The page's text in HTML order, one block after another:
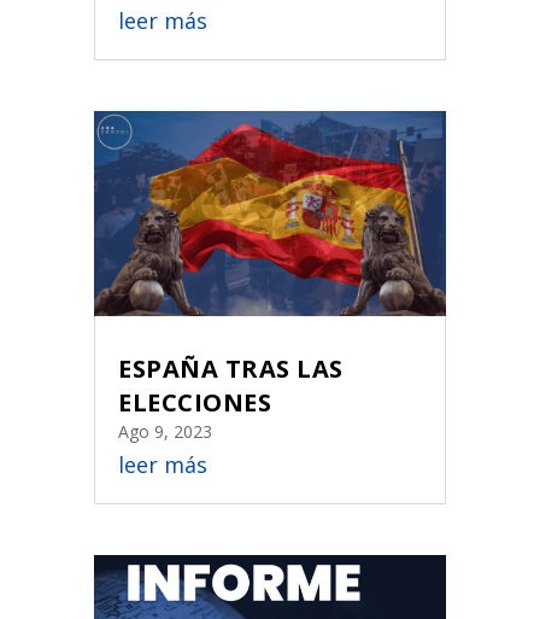
leer más
ESPAÑA TRAS LAS
ELECCIONES
Ago 9, 2023
leer más